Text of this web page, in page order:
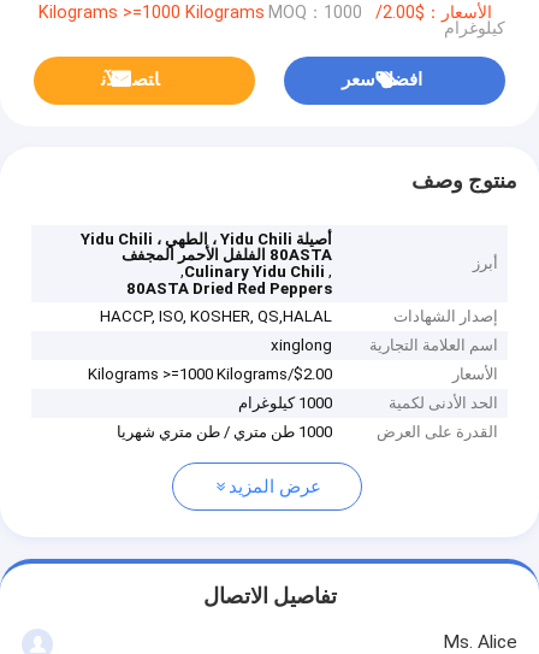
الأسعار：$2.00/Kilograms >=1000 Kilograms MOQ：1000
كيلوغرام
افضل سعر ﺎﺘﺼﻟ ﺍﻶﻧ
منتوج وصف
أبرز
أصيلة Yidu Chili ، الطهي Yidu Chili ،
80ASTA الفلفل الأحمر المجفف
,
Culinary Yidu Chili
,
80ASTA Dried Red Peppers
إصدار الشهادات
HACCP, ISO, KOSHER, QS,HALAL
اسم العلامة التجارية
xinglong
الأسعار
$2.00/Kilograms >=1000 Kilograms
الحد الأدنى لكمية
1000 كيلوغرام
القدرة على العرض
1000 طن متري / طن متري شهريا
عرض المزيد
تفاصيل الاتصال
Ms. Alice